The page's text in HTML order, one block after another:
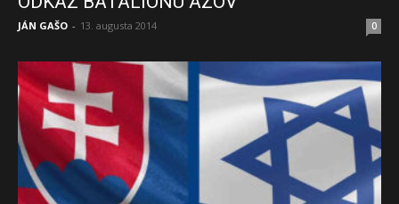
JÁN GAŠO - 13. augusta 2014 0